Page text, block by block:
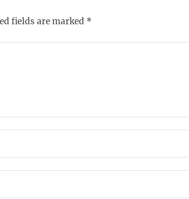
fields are marked *